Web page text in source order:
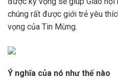
chúng rất được giới trẻ yêu
vọng của Tin Mừng.
Ý nghĩa của nó như thế nào